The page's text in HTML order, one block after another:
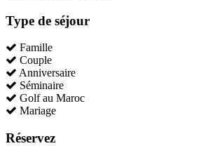
Type de séjour
Famille
Couple
Anniversaire
Séminaire
Golf au Maroc
Mariage
Réservez